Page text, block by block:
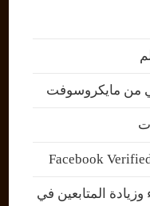
المتابعين في